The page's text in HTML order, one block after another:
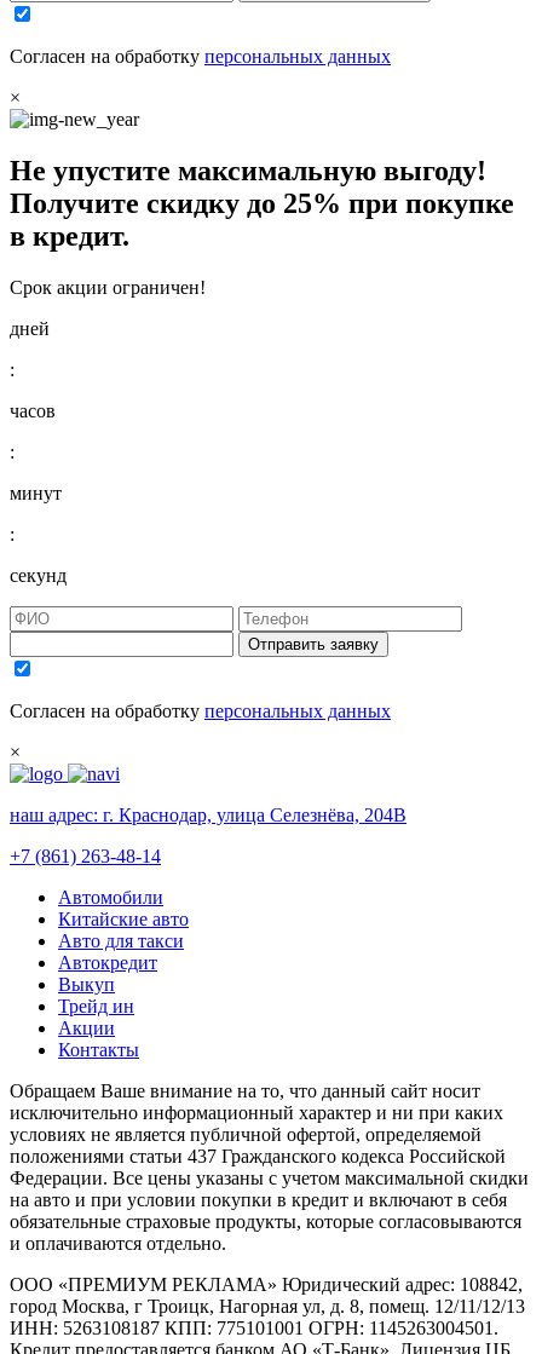
Согласен на обработку персональных данных
×
Не упустите максимальную выгоду!
Получите скидку до 25% при покупке
в кредит.
Срок акции ограничен!
дней
:
часов
:
минут
:
секунд
Отправить заявку
Согласен на обработку персональных данных
×
наш адрес: г. Краснодар, улица Селезнёва, 204В
+7 (861) 263-48-14
Автомобили
Китайские авто
Авто для такси
Автокредит
Выкуп
Трейд ин
Акции
Контакты
Обращаем Ваше внимание на то, что данный сайт носит
исключительно информационный характер и ни при каких
условиях не является публичной офертой, определяемой
положениями статьи 437 Гражданского кодекса Российской
Федерации. Все цены указаны с учетом максимальной скидки
на авто и при условии покупки в кредит и включают в себя
обязательные страховые продукты, которые согласовываются
и оплачиваются отдельно.
ООО «ПРЕМИУМ РЕКЛАМА» Юридический адрес: 108842,
город Москва, г Троицк, Нагорная ул, д. 8, помещ. 12/11/12/13
ИНН: 5263108187 КПП: 775101001 ОГРН: 1145263004501.
Кредит предоставляется банком АО «Т-Банк», Лицензия ЦБ